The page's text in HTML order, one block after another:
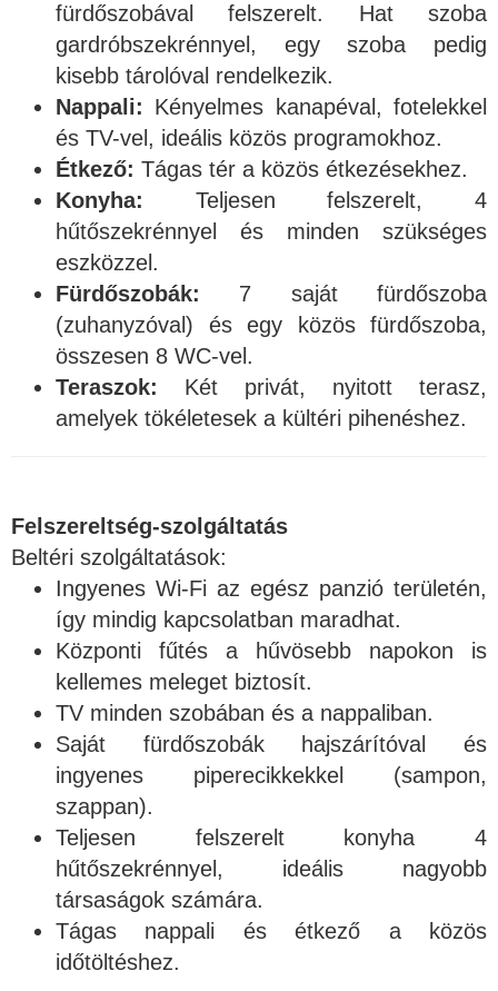
fürdőszobával felszerelt. Hat szoba
gardróbszekrénnyel, egy szoba pedig
kisebb tárolóval rendelkezik.
Nappali: Kényelmes kanapéval, fotelekkel
és TV-vel, ideális közös programokhoz.
Étkező: Tágas tér a közös étkezésekhez.
Konyha: Teljesen felszerelt, 4
hűtőszekrénnyel és minden szükséges
eszközzel.
Fürdőszobák: 7 saját fürdőszoba
(zuhanyzóval) és egy közös fürdőszoba,
összesen 8 WC-vel.
Teraszok: Két privát, nyitott terasz,
amelyek tökéletesek a kültéri pihenéshez.
Felszereltség-szolgáltatás
Beltéri szolgáltatások:
Ingyenes Wi-Fi az egész panzió területén,
így mindig kapcsolatban maradhat.
Központi fűtés a hűvösebb napokon is
kellemes meleget biztosít.
TV minden szobában és a nappaliban.
Saját fürdőszobák hajszárítóval és
ingyenes piperecikkekkel (sampon,
szappan).
Teljesen felszerelt konyha 4
hűtőszekrénnyel, ideális nagyobb
társaságok számára.
Tágas nappali és étkező a közös
időtöltéshez.